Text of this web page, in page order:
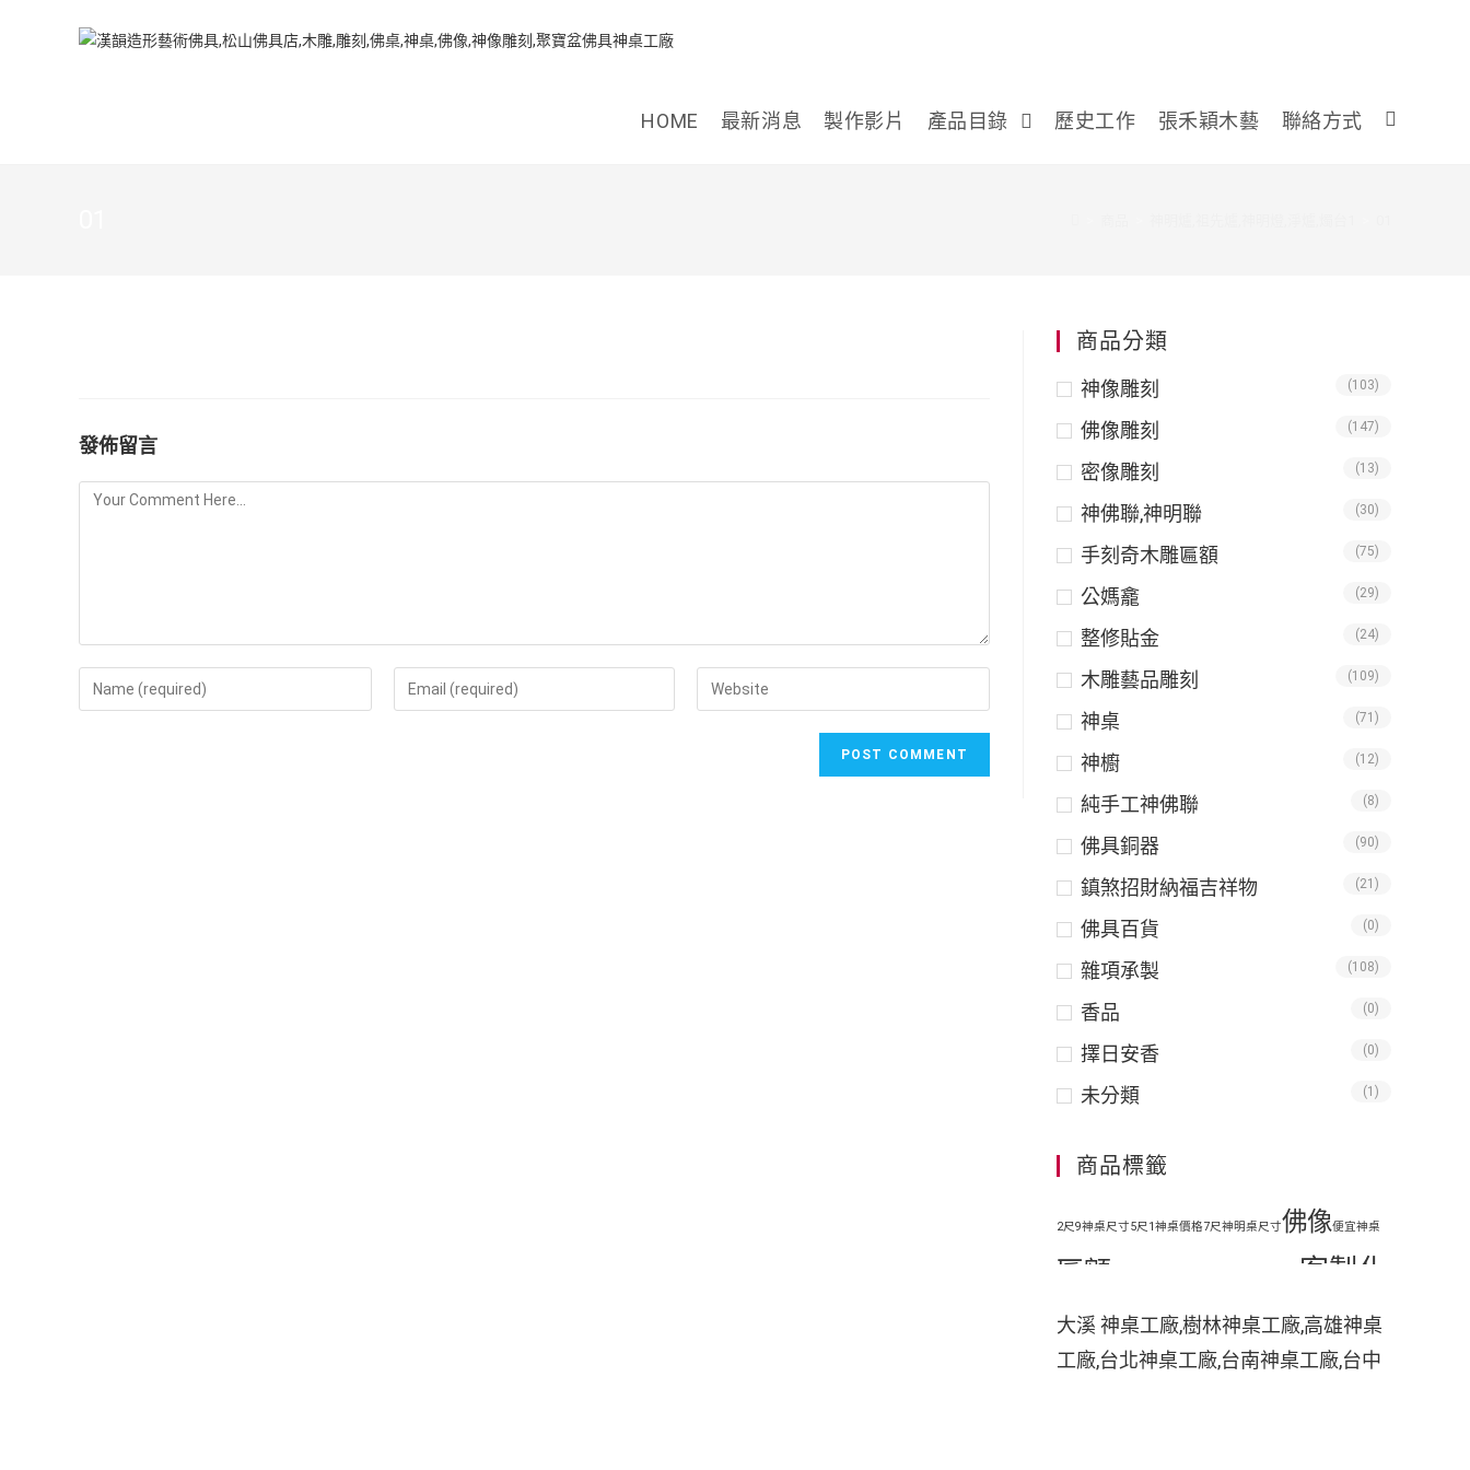
HOME 最新消息 製作影片 產品目錄 歷史工作 張禾穎木藝 聯絡方式
發佈留言
商品分類
神像雕刻 (103)
佛像雕刻 (147)
密像雕刻 (13)
神佛聯,神明聯 (30)
手刻奇木雕匾額 (75)
公媽龕 (29)
整修貼金 (24)
木雕藝品雕刻 (109)
神桌 (71)
神櫥 (12)
純手工神佛聯 (8)
佛具銅器 (90)
鎮煞招財納福吉祥物 (21)
佛具百貨 (0)
雜項承製 (108)
香品 (0)
擇日安香 (0)
未分類 (1)
商品標籤
2尺9神桌尺寸5尺1神桌價格7尺神明桌尺寸佛像便宜神桌
匾額 客製化
客製化手工木雕匾額客製
化手工雕刻匾額客製化整修貼金彩
大溪 神桌工廠,樹林神桌工廠,高雄神桌
工廠,台北神桌工廠,台南神桌工廠,台中